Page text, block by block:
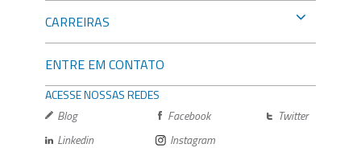
CARREIRAS
ENTRE EM CONTATO
ACESSE NOSSAS REDES
Blog
Facebook
Twitter
Linkedin
Instagram